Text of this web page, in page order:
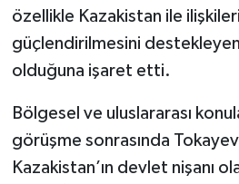
özellikle Kazakistan ile
güçlendirilmesini destekleyen
olduğuna işaret etti.
Bölgesel ve uluslararası
görüşme sonrasında
Kazakistan’ın devlet nişanı